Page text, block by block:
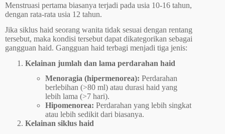
Menstruasi pertama biasanya terjadi pada usia 10-16 tahun,
dengan rata-rata usia 12 tahun.
Jika siklus haid seorang wanita tidak sesuai dengan rentang
tersebut, maka kondisi tersebut dapat dikategorikan sebagai
gangguan haid. Gangguan haid terbagi menjadi tiga jenis:
Kelainan jumlah dan lama perdarahan haid
Menoragia (hipermenorea): Perdarahan
berlebihan (>80 ml) atau durasi haid yang
lebih lama (>7 hari).
Hipomenorea: Perdarahan yang lebih singkat
atau lebih sedikit dari biasanya.
Kelainan siklus haid